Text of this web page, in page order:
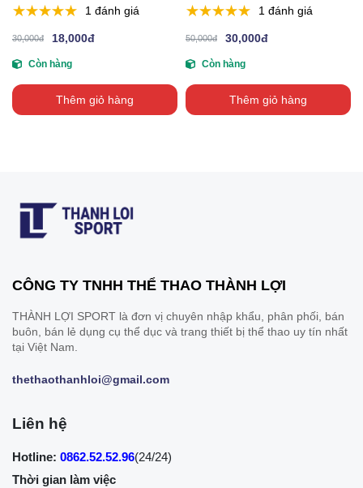
1 đánh giá
30,000đ 18,000đ
Còn hàng
Thêm giỏ hàng
1 đánh giá
50,000đ 30,000đ
Còn hàng
Thêm giỏ hàng
CÔNG TY TNHH THỂ THAO THÀNH LỢI
THÀNH LỢI SPORT là đơn vị chuyên nhập khẩu, phân phối, bán
buôn, bán lẻ dụng cụ thể dục và trang thiết bị thể thao uy tín nhất
tại Việt Nam.
thethaothanhloi@gmail.com
Liên hệ
Hotline: 0862.52.52.96(24/24)
Thời gian làm việc